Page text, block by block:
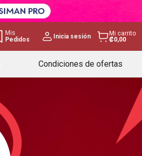
Mis
Pedidos
Inicia sesión
Mi carrito
₡0,00
Condiciones de ofertas